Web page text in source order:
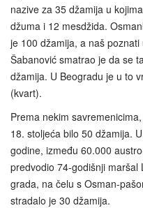
nazive za 35 džamija u
džuma i 12 mesdžida.
je 100 džamija, a naš
Šabanović smatrao je da se
džamija. U Beogradu je u to
(kvart).
Prema nekim
18. stoljeća bilo 50 džamija.
godine, između 60.000
predvodio 74-godišnji maršal
grada, na čelu s Osman-
stradalo je 30 džamija.